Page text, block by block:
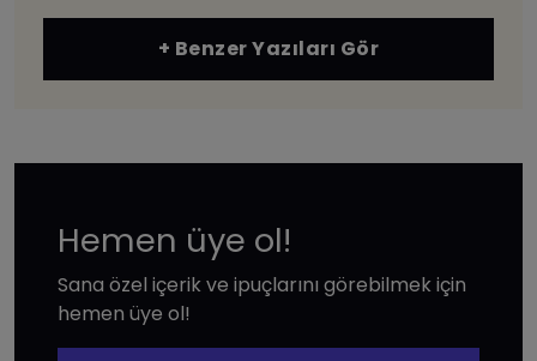
+ Benzer Yazıları Gör
Hemen üye ol!
Sana özel içerik ve ipuçlarını görebilmek için
hemen üye ol!